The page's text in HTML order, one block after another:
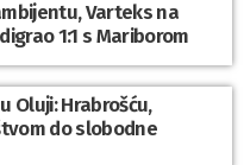
Varteks na
1:1 s Mariborom
Oluji: Hrabrošću,
do slobodne